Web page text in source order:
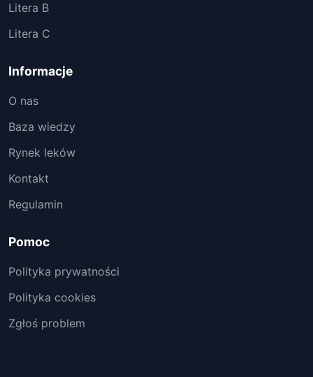
Litera B
Litera C
Informacje
O nas
Baza wiedzy
Rynek leków
Kontakt
Regulamin
Pomoc
Polityka prywatności
Polityka cookies
Zgłoś problem